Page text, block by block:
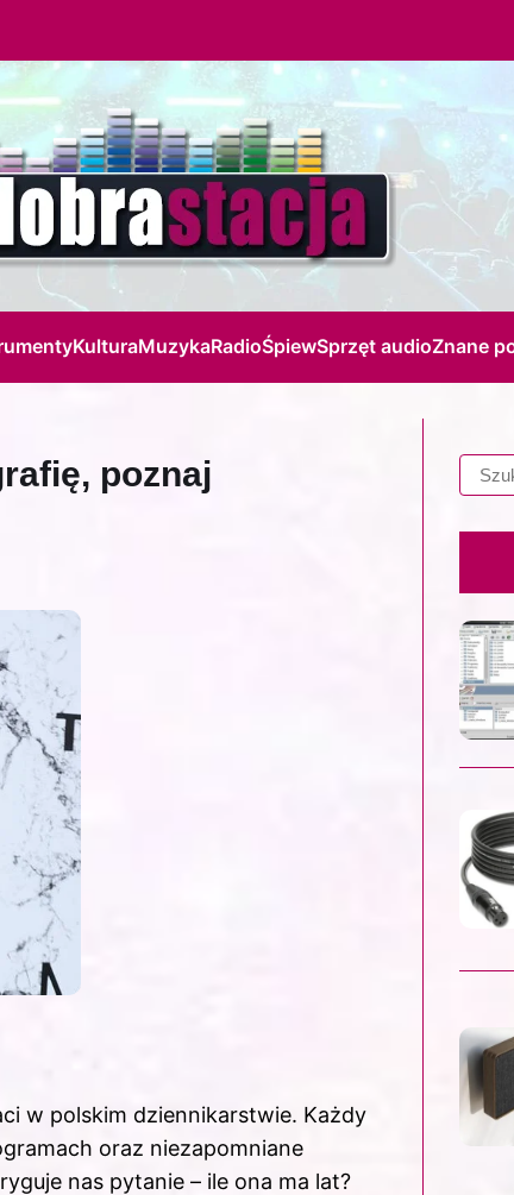
KulturaMuzykaRadioŚpiewSprzęt audioZnane
poznaj
w polskim dziennikarstwie. Każdy
oraz niezapomniane
nas pytanie – ile ona ma lat?